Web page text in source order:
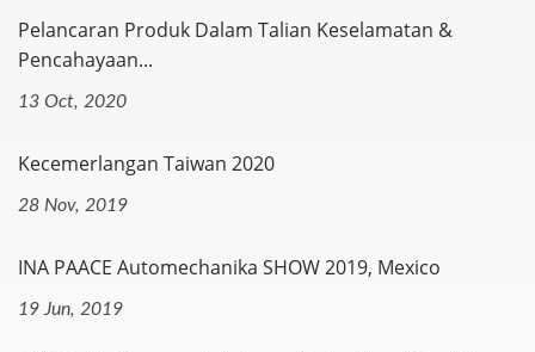
Pelancaran Produk Dalam Talian Keselamatan &
Pencahayaan...
13 Oct, 2020
Kecemerlangan Taiwan 2020
28 Nov, 2019
INA PAACE Automechanika SHOW 2019, Mexico
19 Jun, 2019